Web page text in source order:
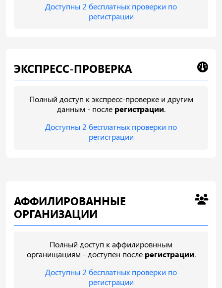
Доступны 2 бесплатных проверки по
регистрации
ЭКСПРЕСС-ПРОВЕРКА
Полный доступ к экспресс-проверке и другим
данным - после регистрации.
Доступны 2 бесплатных проверки по
регистрации
АФФИЛИРОВАННЫЕ
ОРГАНИЗАЦИИ
Полный доступ к аффилировнным
органищациям - доступен после регистрации.
Доступны 2 бесплатных проверки по
регистрации